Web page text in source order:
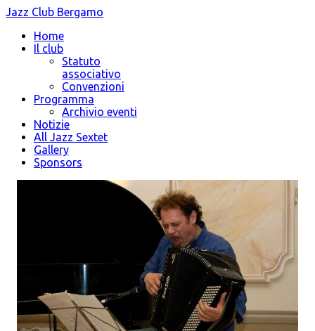
Jazz Club Bergamo
Home
Il club
Statuto
associativo
Convenzioni
Programma
Archivio eventi
Notizie
All Jazz Sextet
Gallery
Sponsors